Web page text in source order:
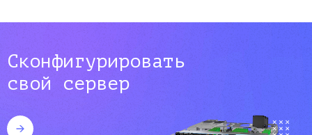
Сконфигурировать
свой сервер